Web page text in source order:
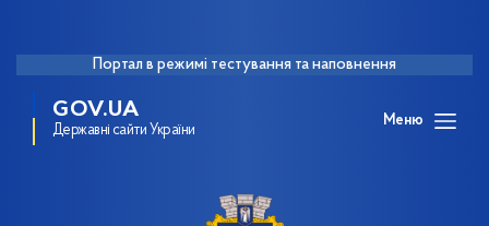
Портал в режимі тестування та наповнення
GOV.UA
Державні сайти України
Меню